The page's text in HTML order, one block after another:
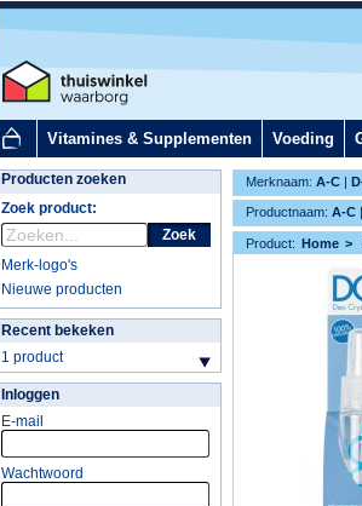
Vitamines & Supplementen Voeding
Merknaam: A-C |
Productnaam: A-C |
Producten zoeken
Zoek product:
Zoek
Merk-logo's
Nieuwe producten
Recent bekeken
1 product
Inloggen
E-mail
Wachtwoord
Product: Home